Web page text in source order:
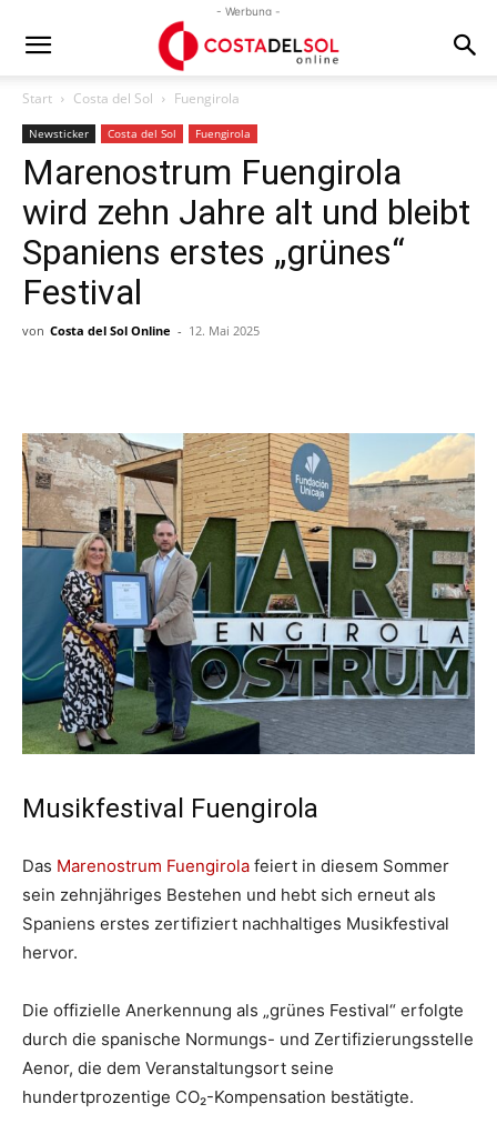
- Werbung -
Start Costa del Sol Fuengirola
Newsticker Costa del Sol Fuengirola
Marenostrum Fuengirola
wird zehn Jahre alt und bleibt
Spaniens erstes „grünes“
Festival
von Costa del Sol Online - 12. Mai 2025
Musikfestival Fuengirola
Das Marenostrum Fuengirola feiert in diesem Sommer
sein zehnjähriges Bestehen und hebt sich erneut als
Spaniens erstes zertifiziert nachhaltiges Musikfestival
hervor.
Die offizielle Anerkennung als „grünes Festival“ erfolgte
durch die spanische Normungs- und Zertifizierungsstelle
Aenor, die dem Veranstaltungsort seine
hundertprozentige CO₂-Kompensation bestätigte.